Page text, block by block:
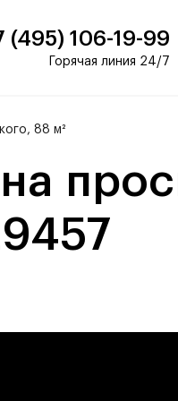
(495) 106-19-99
Горячая линия 24/7
88 м²